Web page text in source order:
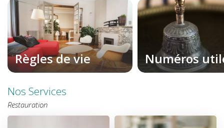
Règles de vie Numéros
Nos Services
Restauration